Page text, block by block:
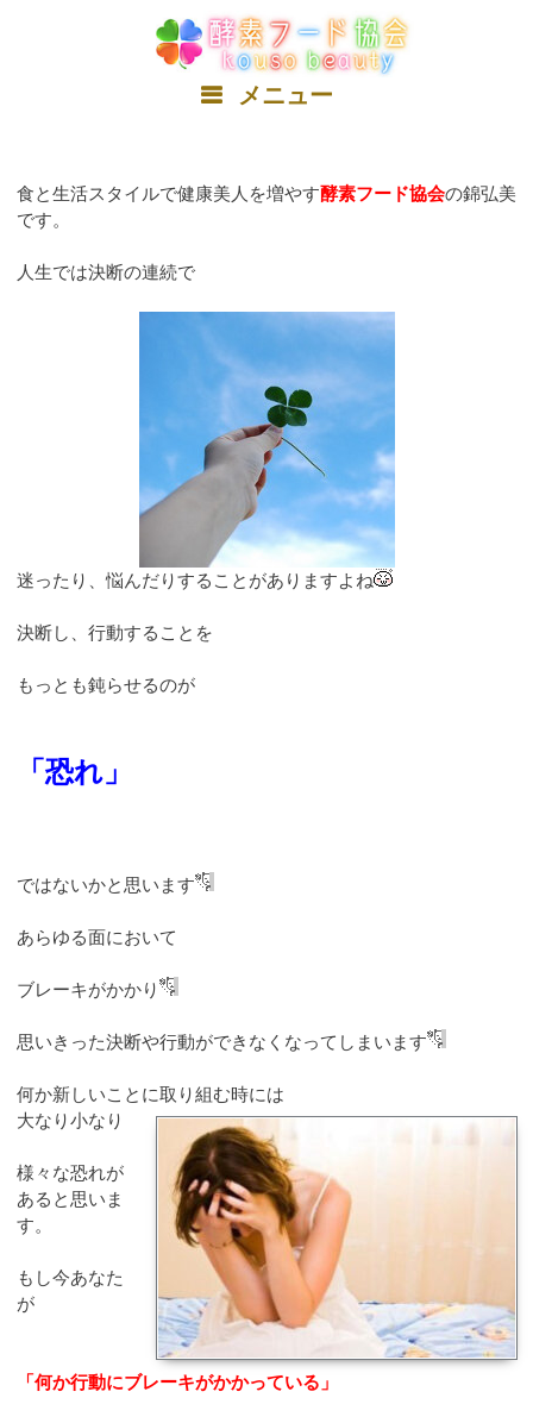
メニュー
食と生活スタイルで健康美人を増やす酵素フード協会の錦弘美
です。
人生では決断の連続で
迷ったり、悩んだりすることがありますよね
決断し、行動することを
もっとも鈍らせるのが
「恐れ」
ではないかと思います
あらゆる面において
ブレーキがかかり
思いきった決断や行動ができなくなってしまいます
何か新しいことに取り組む時には
大なり小なり
様々な恐れが
あると思いま
す。
もし今あなた
が
「何か行動にブレーキがかかっている」